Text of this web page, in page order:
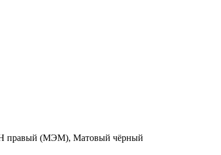
правый (МЭМ), Матовый чёрный